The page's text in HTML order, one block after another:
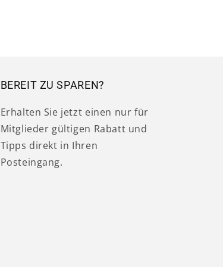
BEREIT ZU SPAREN?
Erhalten Sie jetzt einen nur für
Mitglieder gültigen Rabatt und
Tipps direkt in Ihren
Posteingang.